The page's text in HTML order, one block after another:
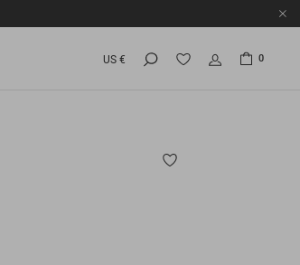
US € 0